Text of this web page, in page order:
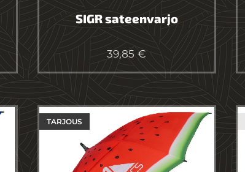
SIGR sateenvarjo
39,85 €
TARJOUS